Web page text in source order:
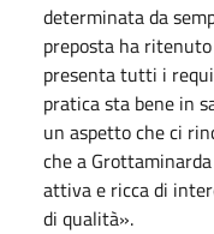
determinata da
preposta ha
presenta tutti i
pratica sta bene in
un aspetto che ci
che a
attiva e ricca di
di qualità».